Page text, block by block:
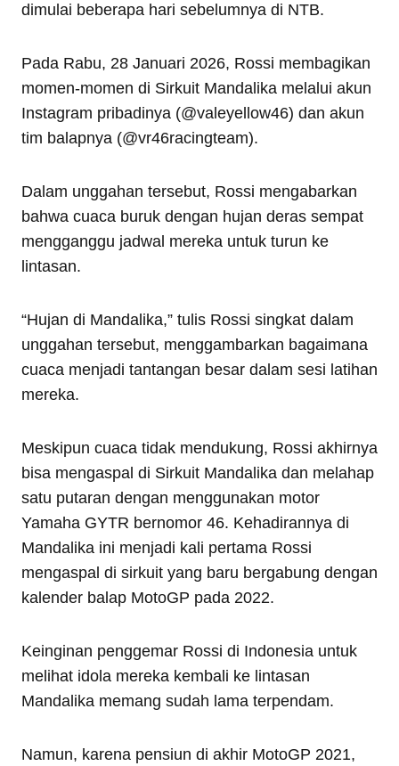
dimulai beberapa hari sebelumnya di NTB.
Pada Rabu, 28 Januari 2026, Rossi membagikan
momen-momen di Sirkuit Mandalika melalui akun
Instagram pribadinya (@valeyellow46) dan akun
tim balapnya (@vr46racingteam).
Dalam unggahan tersebut, Rossi mengabarkan
bahwa cuaca buruk dengan hujan deras sempat
mengganggu jadwal mereka untuk turun ke
lintasan.
“Hujan di Mandalika,” tulis Rossi singkat dalam
unggahan tersebut, menggambarkan bagaimana
cuaca menjadi tantangan besar dalam sesi latihan
mereka.
Meskipun cuaca tidak mendukung, Rossi akhirnya
bisa mengaspal di Sirkuit Mandalika dan melahap
satu putaran dengan menggunakan motor
Yamaha GYTR bernomor 46. Kehadirannya di
Mandalika ini menjadi kali pertama Rossi
mengaspal di sirkuit yang baru bergabung dengan
kalender balap MotoGP pada 2022.
Keinginan penggemar Rossi di Indonesia untuk
melihat idola mereka kembali ke lintasan
Mandalika memang sudah lama terpendam.
Namun, karena pensiun di akhir MotoGP 2021,